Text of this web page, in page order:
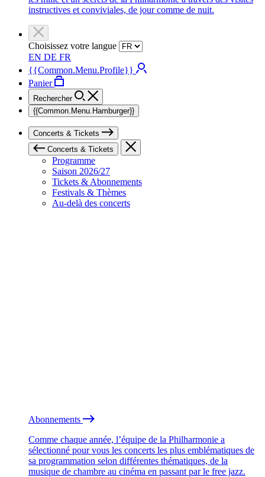
instructives et conviviales, de jour comme de nuit.
Choisissez votre langue
EN DE FR
{{Common.Menu.Profile}}
Panier
Rechercher
{{Common.Menu.Hamburger}}
Concerts & Tickets
Concerts & Tickets
Programme
Saison 2026/27
Tickets & Abonnements
Festivals & Thèmes
Au-delà des concerts
Abonnements
Comme chaque année, l’équipe de la Philharmonie a
sélectionné pour vous les concerts les plus emblématiques de
sa programmation selon différentes thématiques, de la
musique de chambre au cinéma en passant par le free jazz.